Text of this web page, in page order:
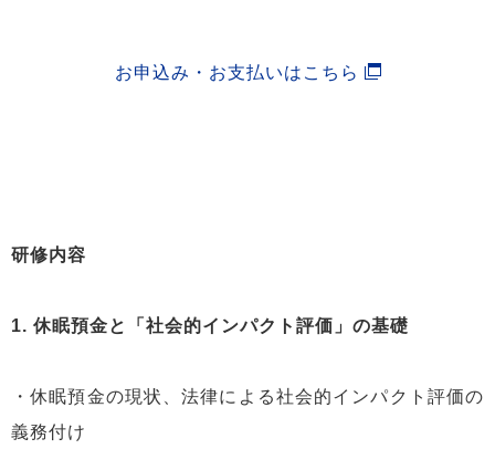
お申込み・お支払いはこちら
研修内容
1. 休眠預金と「社会的インパクト評価」の基礎
・休眠預金の現状、法律による社会的インパクト評価の
義務付け